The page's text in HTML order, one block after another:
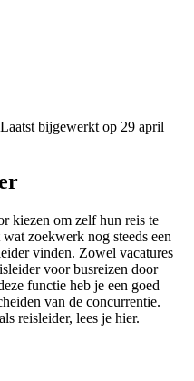
Laatst bijgewerkt op 29 april
kiezen om zelf hun reis te
zoekwerk nog steeds een
vinden. Zowel vacatures
voor busreizen door
functie heb je een goed
van de concurrentie.
reisleider, lees je hier.